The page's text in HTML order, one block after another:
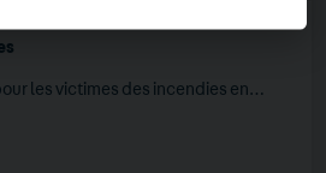
les victimes des incendies en…